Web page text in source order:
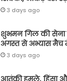
3 days ago
शुभमन गिल की सेना
अगस्त से अभ्यास मैच में
3 days ago
आतंकी हमले, हिंसा